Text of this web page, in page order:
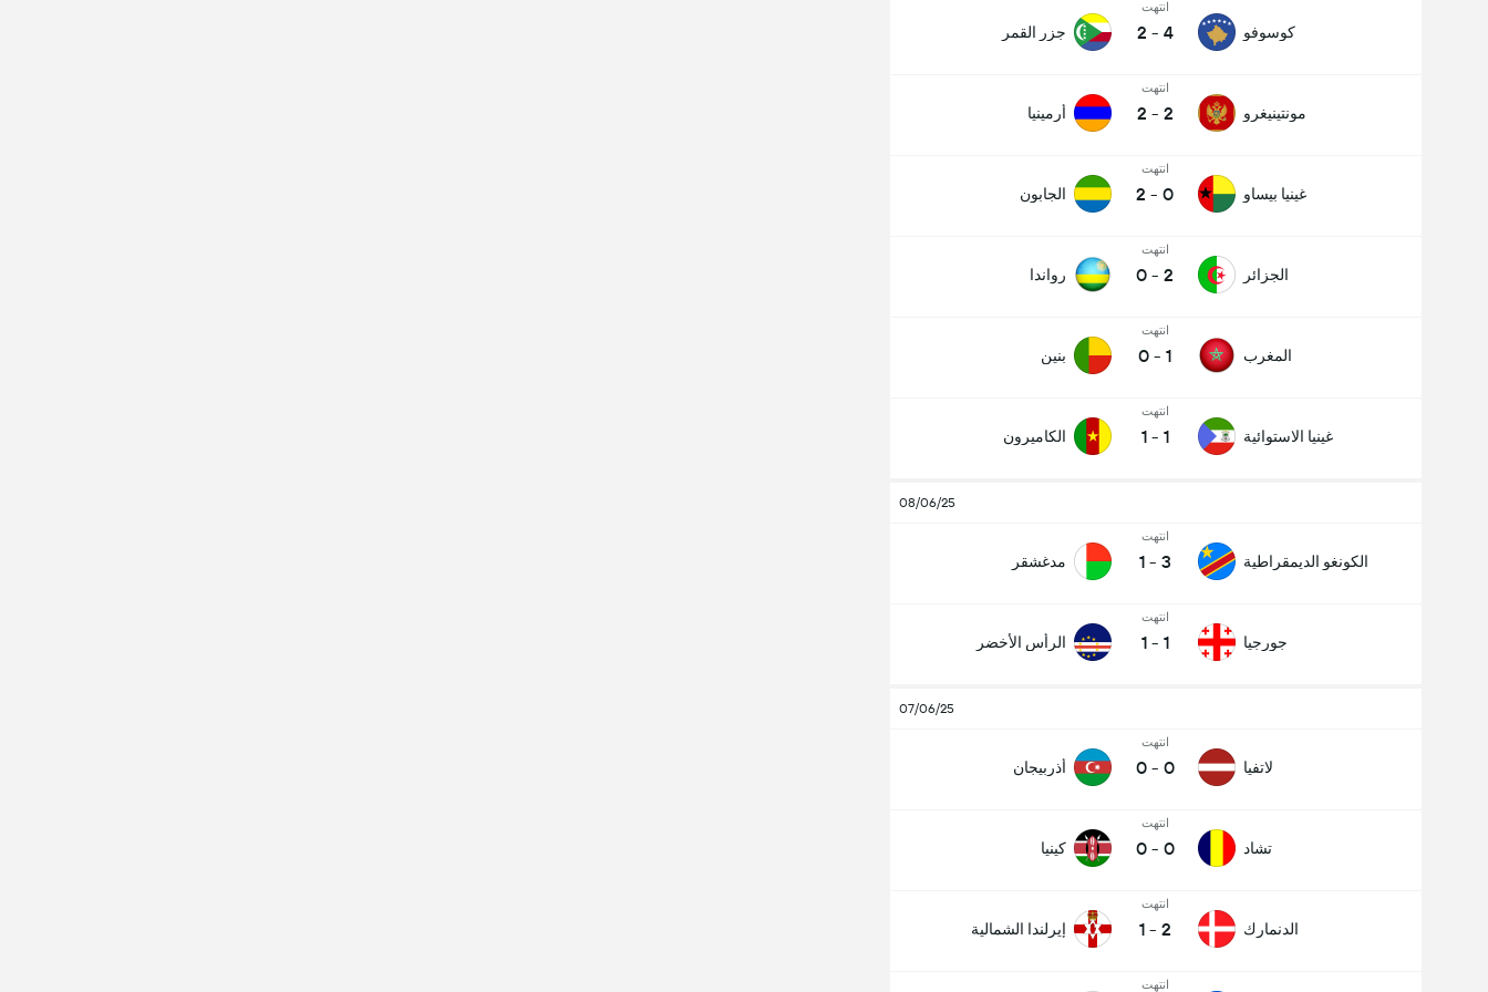
كوسوفو
انتهت
4
-
2 جزر القمر
مونتينيغرو
انتهت
2
-
2 أرمينيا
غينيا بيساو
انتهت
0
-
2 الجابون
الجزائر
انتهت
2
-
0 رواندا
المغرب
انتهت
1
-
0 بنين
غينيا الاستوائية
انتهت
1
-
1 الكاميرون
08/06/25
الكونغو الديمقراطية
انتهت
3
-
1 مدغشقر
جورجيا
انتهت
1
-
1 الرأس الأخضر
07/06/25
لاتفيا
انتهت
0
-
0 أذربيجان
تشاد
انتهت
0
-
0 كينيا
الدنمارك
انتهت
2
-
1 إيرلندا الشمالية
انتهت